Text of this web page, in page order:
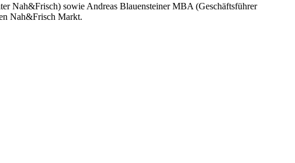
Nah&Frisch) sowie Andreas Blauensteiner MBA (Geschäftsführer
Nah&Frisch Markt.